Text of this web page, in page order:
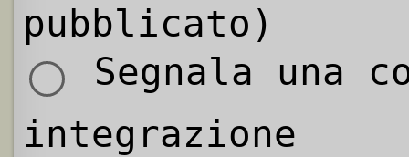
pubblicato)
Segnala una
integrazione